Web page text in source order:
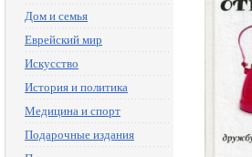
Дом и семья
Еврейский мир
Искусство
История и политика
Медицина и спорт
Подарочные издания